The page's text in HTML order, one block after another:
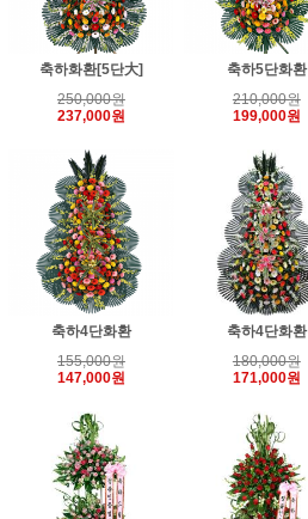
축하화환[5단大]
250,000원
237,000원
축하5단화환
210,000원
199,000원
축하4단화환
155,000원
147,000원
축하4단화환
180,000원
171,000원